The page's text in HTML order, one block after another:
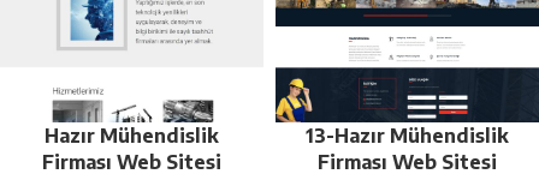
Hazır Mühendislik
Firması Web Sitesi
13-Hazır Mühendislik
Firması Web Sitesi